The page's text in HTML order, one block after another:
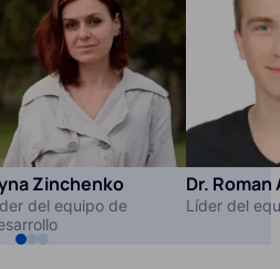
Zinchenko
del equipo de
Dr.
Líder del